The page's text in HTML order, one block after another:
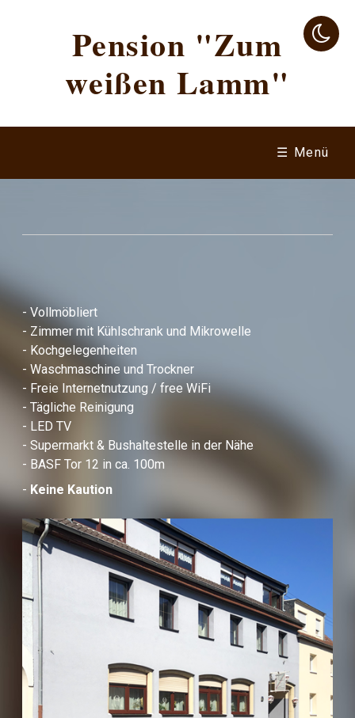
Pension "Zum
weißen Lamm"
☰ Menü
- Vollmöbliert
- Zimmer mit Kühlschrank und Mikrowelle
- Kochgelegenheiten
- Waschmaschine und Trockner
- Freie Internetnutzung / free WiFi
- Tägliche Reinigung
- LED TV
- Supermarkt & Bushaltestelle in der Nähe
- BASF Tor 12 in ca. 100m
- Keine Kaution